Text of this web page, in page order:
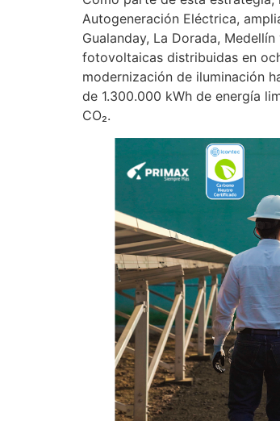
Autogeneración Eléctrica,
Gualanday, La Dorada,
fotovoltaicas distribuidas en
modernización de iluminación
de 1.300.000 kWh de energía
CO₂.